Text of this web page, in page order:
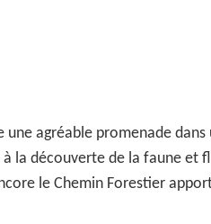
agréable promenade dans
la découverte de la faune et
le Chemin Forestier